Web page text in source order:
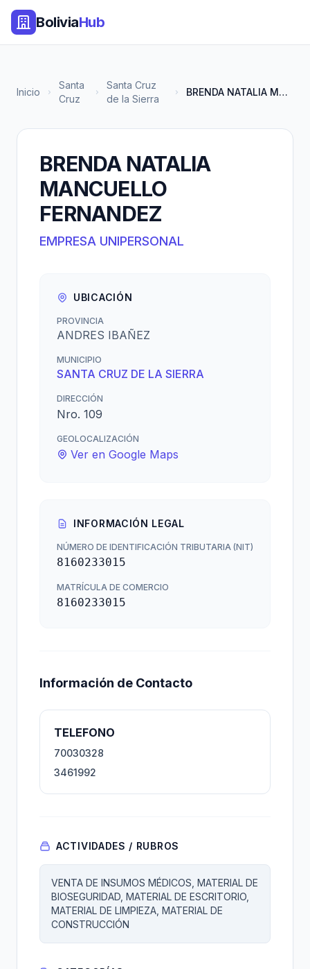
BoliviaHub
Inicio
Santa
Cruz
Santa Cruz
de la Sierra
BRENDA NATALIA MANCUELLO FERNA...
BRENDA NATALIA
MANCUELLO
FERNANDEZ
EMPRESA UNIPERSONAL
UBICACIÓN
PROVINCIA
ANDRES IBAÑEZ
MUNICIPIO
SANTA CRUZ DE LA SIERRA
DIRECCIÓN
Nro. 109
GEOLOCALIZACIÓN
Ver en Google Maps
INFORMACIÓN LEGAL
NÚMERO DE IDENTIFICACIÓN TRIBUTARIA (NIT)
8160233015
MATRÍCULA DE COMERCIO
8160233015
Información de Contacto
TELEFONO
70030328
3461992
ACTIVIDADES / RUBROS
VENTA DE INSUMOS MÉDICOS, MATERIAL DE
BIOSEGURIDAD, MATERIAL DE ESCRITORIO,
MATERIAL DE LIMPIEZA, MATERIAL DE
CONSTRUCCIÓN